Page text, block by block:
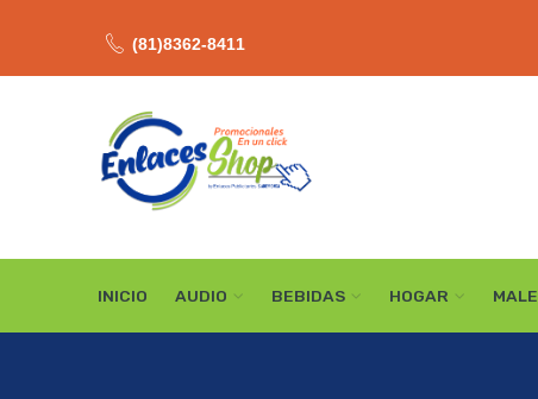
(81)8362-8411
INICIO AUDIO BEBIDAS HOGAR